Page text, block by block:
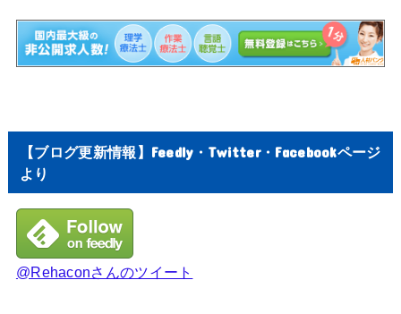
【ブログ更新情報】Feedly・Twitter・Facebookページ
より
@Rehaconさんのツイート